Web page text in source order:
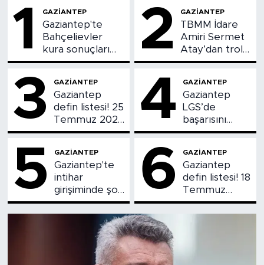
1 GAZIANTEP
Gaziantep'te
Bahçelievler
kura sonuçları
açıklandı
2 GAZIANTEP
TBMM İdare
Amiri Sermet
Atay’dan trol
hesaplara sert
bulacağım”
3 GAZIANTEP
Gaziantep
defin listesi! 25
Temmuz 2026
kimler vefat
4 GAZIANTEP
Gaziantep
LGS’de
başarısını
sürdürdü: 11
Türkiye
birincisi oldu
5 GAZIANTEP
Gaziantep'te
intihar
girişiminde şok
iddialar: Kayıp
mektup iddiası
gündemde
6 GAZIANTEP
Gaziantep
defin listesi! 18
Temmuz
2026 kimler
vefat etti?